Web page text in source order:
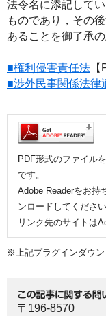
法令名に添記して
ものであり，その
あることを御了承
■権利侵害責任法
■渉外民事関係法律
PDF形式のファイル
です。
Adobe Readerをお持
ンロードしてください
リンク先のサイトは
※上記プラグインダウン
〒196-8570